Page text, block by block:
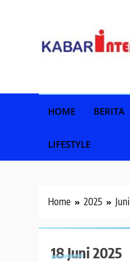
HOME BERITA
LIFESTYLE
Home 2025 Juni
18 Juni 2025